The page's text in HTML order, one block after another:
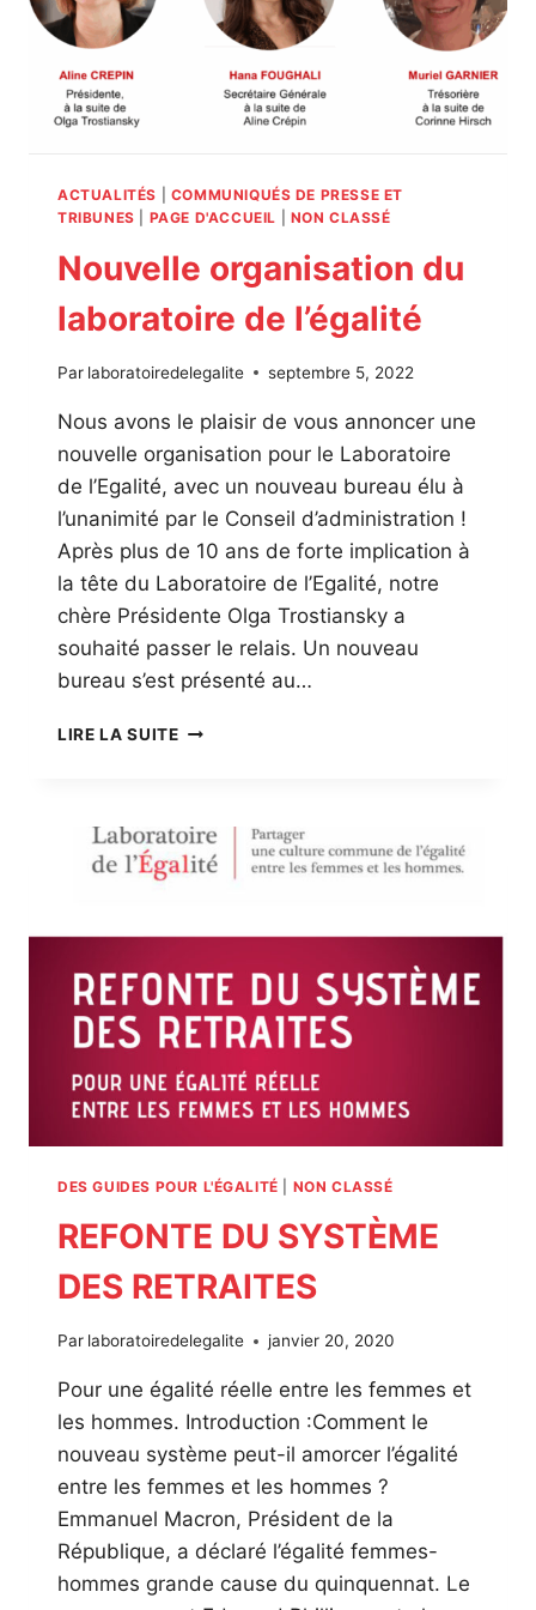
ACTUALITÉS
COMMUNIQUÉS DE PRESSE ET
TRIBUNES
PAGE D'ACCUEIL NON CLASSÉ
Nouvelle organisation du
laboratoire de l’égalité
Par laboratoiredelegalite septembre 5, 2022
Nous avons le plaisir de vous annoncer une
nouvelle organisation pour le Laboratoire
de l’Egalité, avec un nouveau bureau élu à
l’unanimité par le Conseil d’administration !
Après plus de 10 ans de forte implication à
la tête du Laboratoire de l’Egalité, notre
chère Présidente Olga Trostiansky a
souhaité passer le relais. Un nouveau
bureau s’est présenté au…
LIRE LA SUITENOUVELLE
DE
L’ÉGALITÉ
DES GUIDES POUR L'ÉGALITÉ NON CLASSÉ
REFONTE DU SYSTÈME
DES RETRAITES
Par laboratoiredelegalite janvier 20, 2020
Pour une égalité réelle entre les femmes et
les hommes. Introduction :Comment le
nouveau système peut-il amorcer l’égalité
entre les femmes et les hommes ?
Emmanuel Macron, Président de la
République, a déclaré l’égalité femmes-
hommes grande cause du quinquennat. Le